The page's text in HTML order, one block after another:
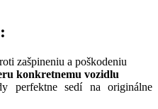
zašpineniu a poškodeniu
konkretnemu vozidlu
perfektne sedí na originálne